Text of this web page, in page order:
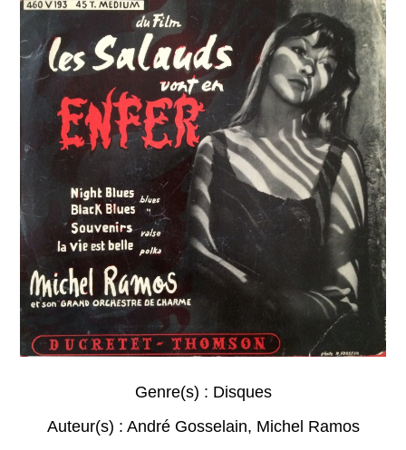
Genre(s) : Disques
Auteur(s) : André Gosselain, Michel Ramos